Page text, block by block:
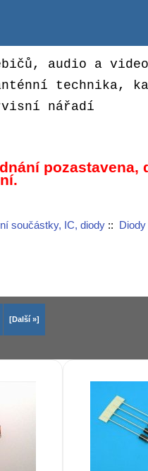
audio a
technika,
nářadí
pozastavena,
součástky, IC, diody:: Diody
[Další »]